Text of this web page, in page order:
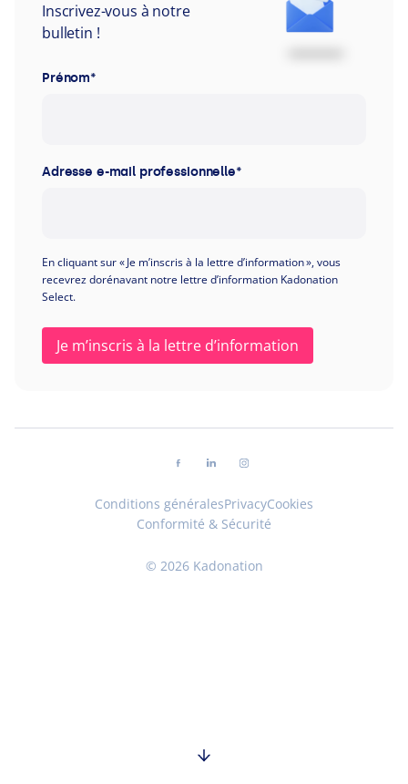
Inscrivez-vous à notre
bulletin !
Prénom*
Adresse e-mail professionnelle*
En cliquant sur « Je m’inscris à la lettre d’information », vous
recevrez dorénavant notre lettre d’information Kadonation
Select.
© 2026 Kadonation
Conditions généralesPrivacyCookies
Conformité & Sécurité
Suivez-nous sur facebook
Suivez-nous sur linkedin
Suivez-nous sur